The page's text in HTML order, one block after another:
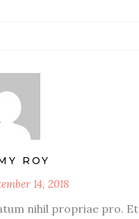
ROY
14, 2018
nihil propriae pro. Et